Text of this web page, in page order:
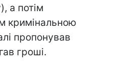
а потім
кримінальною
пропонував
гроші.